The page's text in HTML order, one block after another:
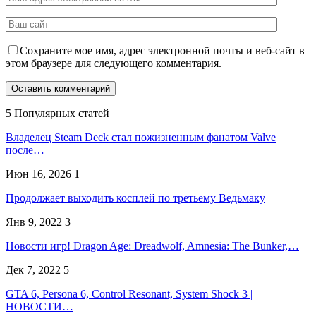
Сохраните мое имя, адрес электронной почты и веб-сайт в
этом браузере для следующего комментария.
5 Популярных статей
Владелец Steam Deck стал пожизненным фанатом Valve
после…
Июн 16, 2026 1
Продолжает выходить косплей по третьему Ведьмаку
Янв 9, 2022 3
Новости игр! Dragon Age: Dreadwolf, Amnesia: The Bunker,…
Дек 7, 2022 5
GTA 6, Persona 6, Control Resonant, System Shock 3 |
НОВОСТИ…